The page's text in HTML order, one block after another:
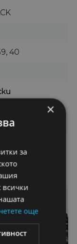
40
50%
×
за
всички
още